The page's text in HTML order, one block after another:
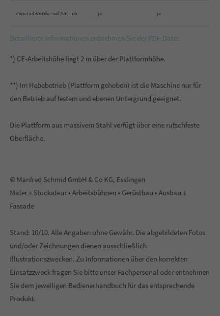
Zweirad-Vorderrad-Antrieb ja ja
Detaillierte Informationen entnehmen Sie der PDF-Datei.
*) CE-Arbeitshöhe liegt 2 m über der Plattformhöhe.
**) Im Hebebetrieb (Plattform gehoben) ist die Maschine nur für
den Betrieb auf festem und ebenen Untergrund geeignet.
Die Plattform aus massivem Stahl verfügt über eine rutschfeste
Oberfläche.
© Manfred Schmid GmbH & Co KG, Esslingen
Maler + Stuckateur • Arbeitsbühnen • Gerüstbau • Ausbau +
Fassade
Stand: 10/10. Alle Angaben ohne Gewähr. Die abgebildeten Fotos
und/oder Zeichnungen dienen ausschließlich
Illustrationszwecken. Zu Informationen über den korrekten
Einsatzzweck fragen Sie bitte unser Fachpersonal oder entnehmen
Sie dem jeweiligen Bedienerhandbuch für das entsprechende
Produkt.